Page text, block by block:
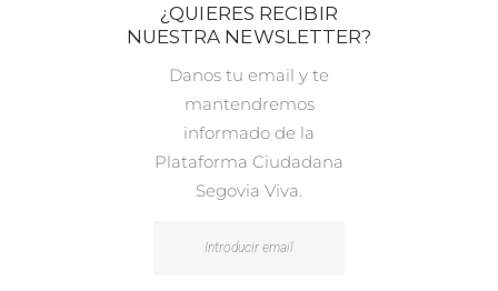
¿QUIERES RECIBIR
NUESTRA NEWSLETTER?
Danos tu email y te
mantendremos
informado de la
Plataforma Ciudadana
Segovia Viva.